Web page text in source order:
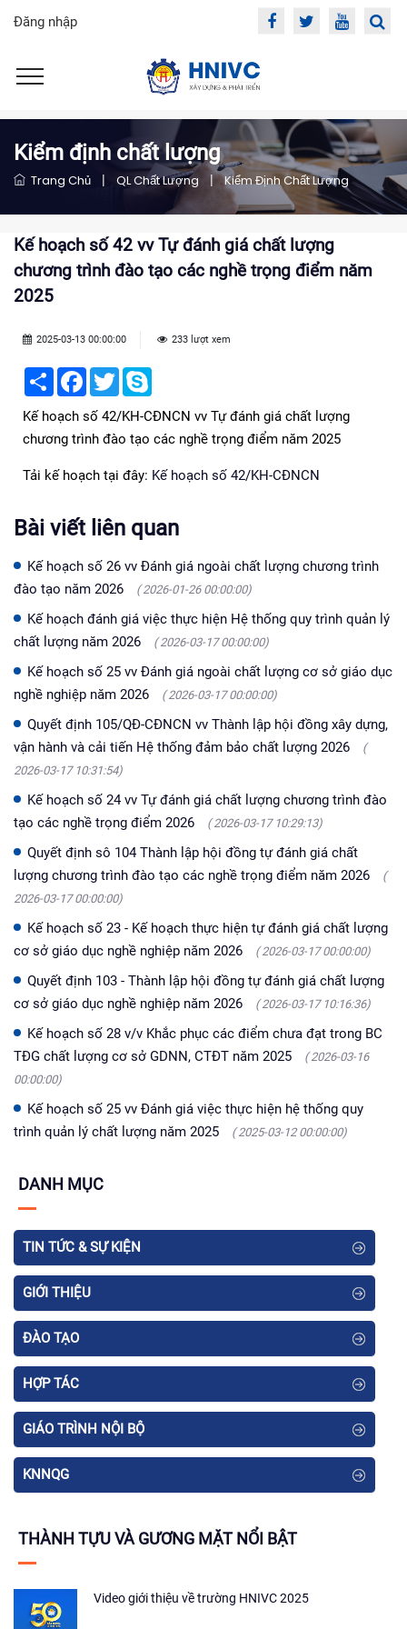
Đăng nhập
Kiểm định chất lượng
Trang Chủ | QL Chất Lượng | Kiểm Định Chất Lượng
Kế hoạch số 42 vv Tự đánh giá chất lượng
chương trình đào tạo các nghề trọng điểm năm
2025
2025-03-13 00:00:00 233 lượt xem
Share Facebook
Twitter
Kế hoạch số 42/KH-CĐNCN vv Tự đánh giá chất lượng
chương trình đào tạo các nghề trọng điểm năm 2025
Tải kế hoạch tại đây: Kế hoạch số 42/KH-CĐNCN
Bài viết liên quan
Kế hoạch số 26 vv Đánh giá ngoài chất lượng chương trình
đào tạo năm 2026
( 2026-01-26 00:00:00)
Kế hoạch đánh giá việc thực hiện Hệ thống quy trình quản lý
chất lượng năm 2026
( 2026-03-17 00:00:00)
Kế hoạch số 25 vv Đánh giá ngoài chất lượng cơ sở giáo dục
nghề nghiệp năm 2026
( 2026-03-17 00:00:00)
Quyết định 105/QĐ-CĐNCN vv Thành lập hội đồng xây dựng,
vận hành và cải tiến Hệ thống đảm bảo chất lượng 2026
(
2026-03-17 10:31:54)
Kế hoạch số 24 vv Tự đánh giá chất lượng chương trình đào
tạo các nghề trọng điểm 2026
( 2026-03-17 10:29:13)
Quyết định sô 104 Thành lập hội đồng tự đánh giá chất
lượng chương trình đào tạo các nghề trọng điểm năm 2026
(
2026-03-17 00:00:00)
Kế hoạch số 23 - Kế hoạch thực hiện tự đánh giá chất lượng
cơ sở giáo dục nghề nghiệp năm 2026
( 2026-03-17 00:00:00)
Quyết định 103 - Thành lập hội đồng tự đánh giá chất lượng
cơ sở giáo dục nghề nghiệp năm 2026
( 2026-03-17 10:16:36)
Kế hoạch số 28 v/v Khắc phục các điểm chưa đạt trong BC
TĐG chất lượng cơ sở GDNN, CTĐT năm 2025
( 2026-03-16
00:00:00)
Kế hoạch số 25 vv Đánh giá việc thực hiện hệ thống quy
trình quản lý chất lượng năm 2025
( 2025-03-12 00:00:00)
DANH MỤC
TIN TỨC & SỰ KIỆN
GIỚI THIỆU
ĐÀO TẠO
HỢP TÁC
GIÁO TRÌNH NỘI BỘ
KNNQG
THÀNH TỰU VÀ GƯƠNG MẶT NỔI BẬT
Video giới thiệu về trường HNIVC 2025